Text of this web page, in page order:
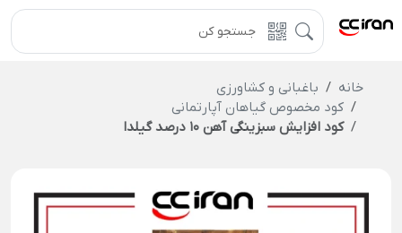
خانه
باغبانی و کشاورزی
کود مخصوص گیاهان آپارتمانی
کود افزایش سبزینگی آهن 10 درصد گیلدا